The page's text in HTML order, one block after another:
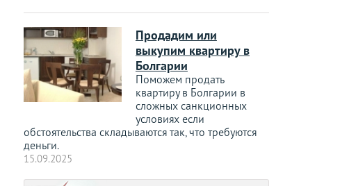
Продадим или
выкупим квартиру в
Болгарии
Поможем продать
квартиру в Болгарии в
сложных санкционных
условиях если
обстоятельства складываются так, что требуются
деньги.
15.09.2025